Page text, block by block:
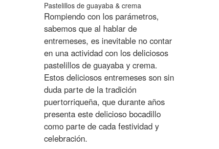
Pastelillos de guayaba & crema
Rompiendo con los parámetros,
sabemos que al hablar de
entremeses, es inevitable no contar
en una actividad con los deliciosos
pastelillos de guayaba y crema.
Estos deliciosos entremeses son sin
duda parte de la tradición
puertorriqueña, que durante años
presenta este delicioso bocadillo
como parte de cada festividad y
celebración.